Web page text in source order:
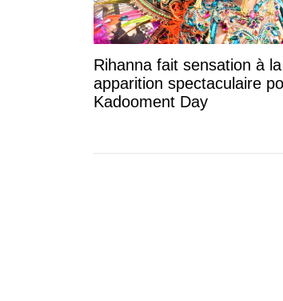
Rihanna fait sensation à
apparition spectaculaire
Kadooment Day